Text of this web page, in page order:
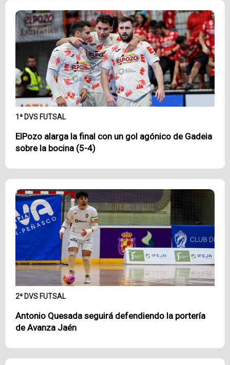
1ª DVS FUTSAL
ElPozo alarga la final con un gol agónico de Gadeia
sobre la bocina (5-4)
2ª DVS FUTSAL
Antonio Quesada seguirá defendiendo la portería
de Avanza Jaén